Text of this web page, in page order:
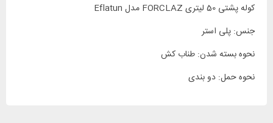
کوله پشتی 50 لیتری FORCLAZ مدل Eflatun
جنس: پلی استر
نحوه بسته شدن: طناب کش
نحوه حمل: دو بندی